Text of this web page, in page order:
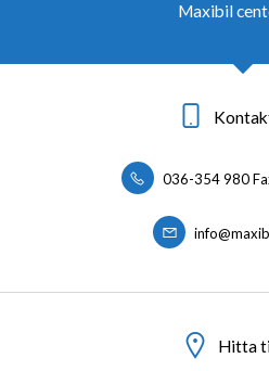
Maxibil
036-354 980
Hitta